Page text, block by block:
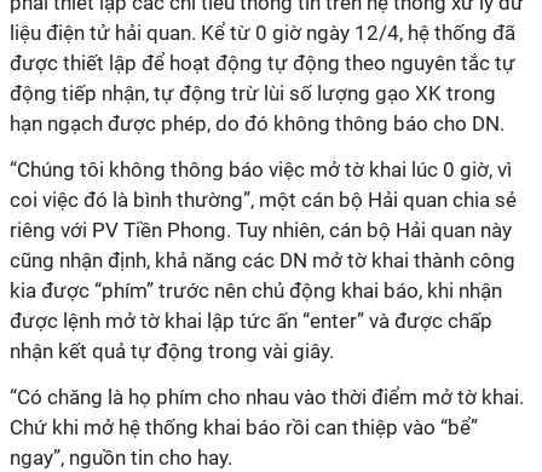
liệu điện tử hải quan. Kể từ 0 giờ ngày 12/4, hệ thống đã
được thiết lập để hoạt động tự động theo nguyên tắc tự
động tiếp nhận, tự động trừ lùi số lượng gạo XK trong
hạn ngạch được phép, do đó không thông báo cho DN.
“Chúng tôi không thông báo việc mở tờ khai lúc 0 giờ, vì
coi việc đó là bình thường”, một cán bộ Hải quan chia sẻ
riêng với PV Tiền Phong. Tuy nhiên, cán bộ Hải quan này
cũng nhận định, khả năng các DN mở tờ khai thành công
kia được “phím” trước nên chủ động khai báo, khi nhận
được lệnh mở tờ khai lập tức ấn “enter” và được chấp
nhận kết quả tự động trong vài giây.
“Có chăng là họ phím cho nhau vào thời điểm mở tờ khai.
Chứ khi mở hệ thống khai báo rồi can thiệp vào “bể”
ngay”, nguồn tin cho hay.